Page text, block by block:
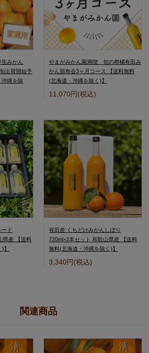
生みかん
出荷開始予
沖縄を除
やまがみかん園満喫 旬の柑橘有田み
かん頒布会3ヶ月コース 【送料無料
(北海道・沖縄を除く)】
11,070円(税込)
ード
県産 【送料
】
有田産 くちどけみかんしぼり
720ml×2本セット 和歌山県産 【送料
無料(北海道・沖縄を除く)】
3,340円(税込)
関連商品